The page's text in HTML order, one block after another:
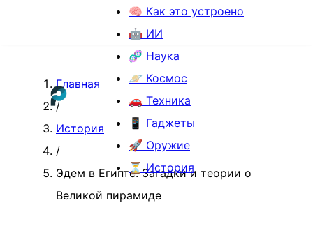
🧠 Как это устроено
🤖 ИИ
🧬 Наука
🪐 Космос
🚗 Техника
📱 Гаджеты
🚀 Оружие
⏳ История
Главная
/
История
/
Эдем в Египте: Загадки и теории о
Великой пирамиде